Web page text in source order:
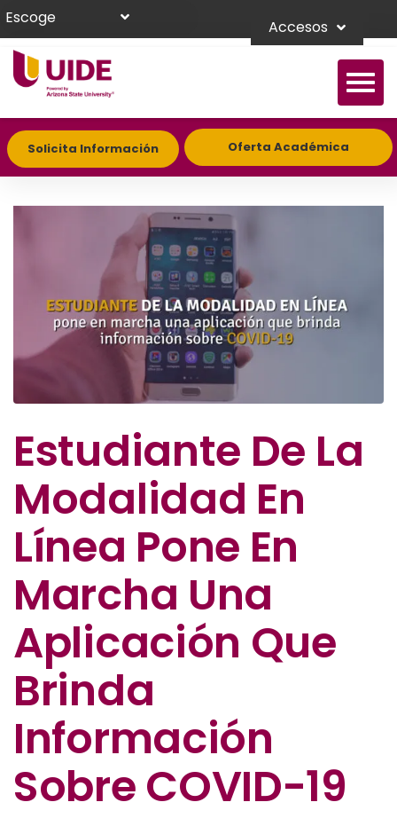
Escoge Accesos
Solicita Información Oferta Académica
Estudiante De La
Modalidad En
Línea Pone En
Marcha Una
Aplicación Que
Brinda
Información
Sobre COVID-19